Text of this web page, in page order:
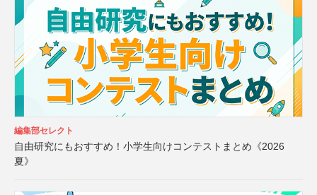
編集部セレクト
自由研究にもおすすめ！小学生向けコンテストまとめ《2026
夏》